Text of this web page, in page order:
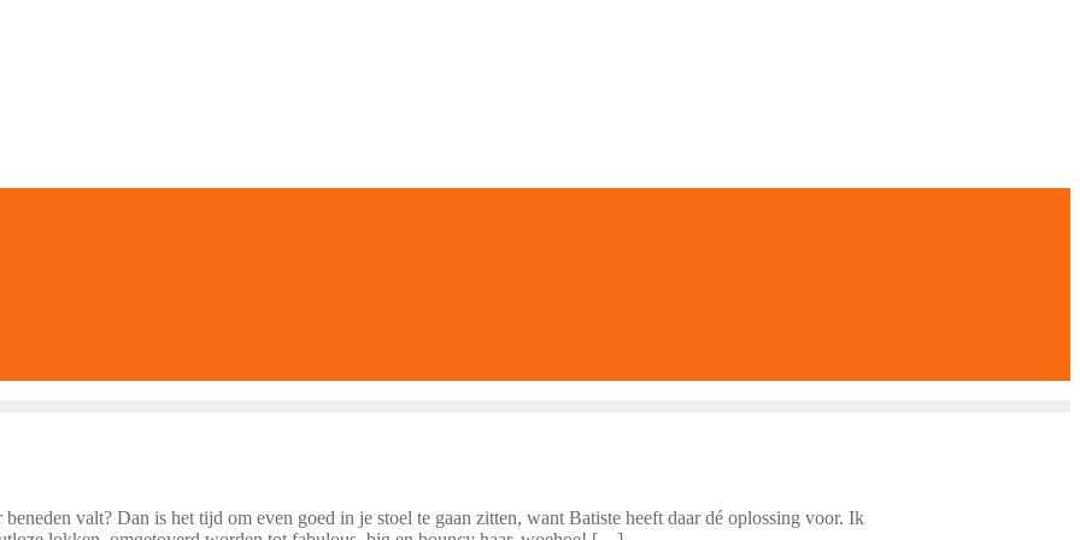
valt? Dan is het tijd om even goed in je stoel te gaan zitten, want Batiste heeft daar dé oplossing voor. Ik